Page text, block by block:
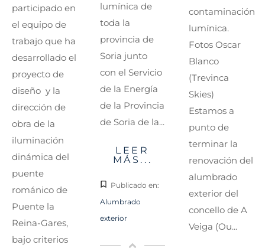
participado en
el equipo de
trabajo que ha
desarrollado el
proyecto de
diseño y la
dirección de
obra de la
iluminación
dinámica del
puente
románico de
Puente la
Reina-Gares,
bajo criterios
lumínica de
toda la
provincia de
Soria junto
con el Servicio
de la Energía
de la Provincia
de Soria de la...
LEER
MÁS...
Publicado en:
Alumbrado
exterior
contaminación
lumínica.
Fotos Oscar
Blanco
(Trevinca
Skies)
Estamos a
punto de
terminar la
renovación del
alumbrado
exterior del
concello de A
Veiga (Ou...